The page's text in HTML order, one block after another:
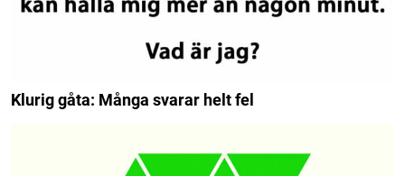
Klurig gåta: Många svarar helt fel